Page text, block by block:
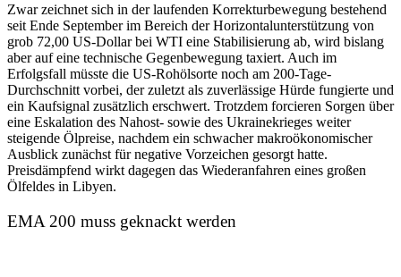
Zwar zeichnet sich in der laufenden Korrekturbewegung bestehend
seit Ende September im Bereich der Horizontalunterstützung von
grob 72,00 US-Dollar bei WTI eine Stabilisierung ab, wird bislang
aber auf eine technische Gegenbewegung taxiert. Auch im
Erfolgsfall müsste die US-Rohölsorte noch am 200-Tage-
Durchschnitt vorbei, der zuletzt als zuverlässige Hürde fungierte und
ein Kaufsignal zusätzlich erschwert. Trotzdem forcieren Sorgen über
eine Eskalation des Nahost- sowie des Ukrainekrieges weiter
steigende Ölpreise, nachdem ein schwacher makroökonomischer
Ausblick zunächst für negative Vorzeichen gesorgt hatte.
Preisdämpfend wirkt dagegen das Wiederanfahren eines großen
Ölfeldes in Libyen.
EMA 200 muss geknackt werden